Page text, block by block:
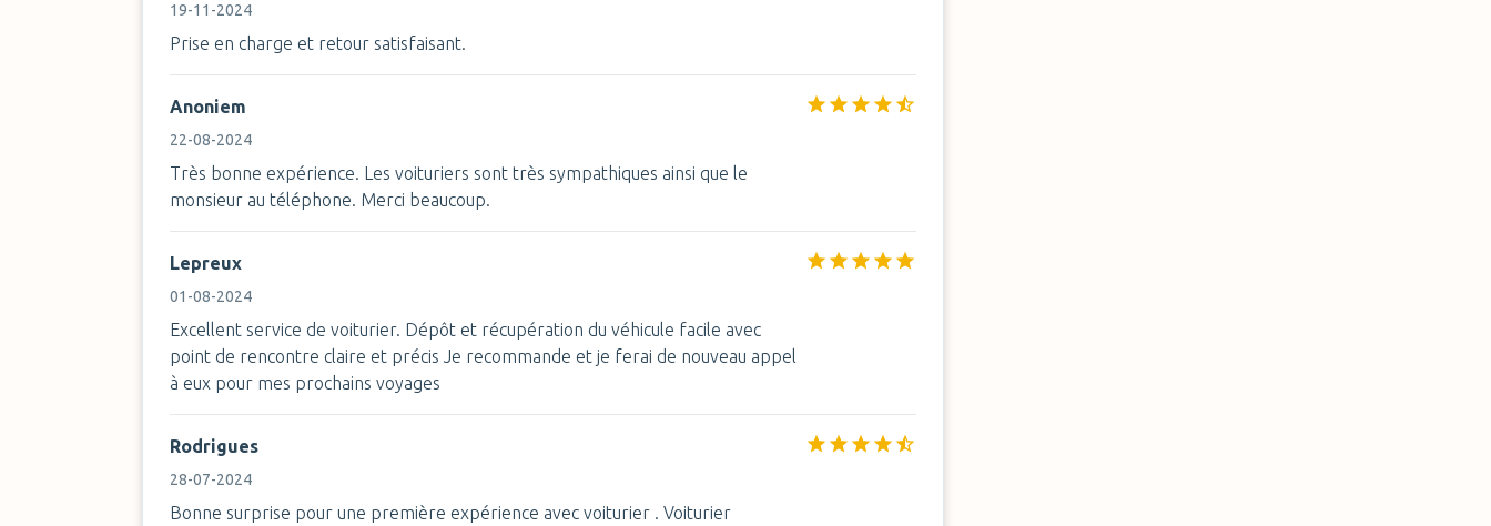
19-11-2024
Prise en charge et retour satisfaisant.
Anoniem
22-08-2024
Très bonne expérience. Les voituriers sont très sympathiques ainsi que le
monsieur au téléphone. Merci beaucoup.
Lepreux
01-08-2024
Excellent service de voiturier. Dépôt et récupération du véhicule facile avec
point de rencontre claire et précis Je recommande et je ferai de nouveau appel
à eux pour mes prochains voyages
Rodrigues
28-07-2024
Bonne surprise pour une première expérience avec voiturier . Voiturier